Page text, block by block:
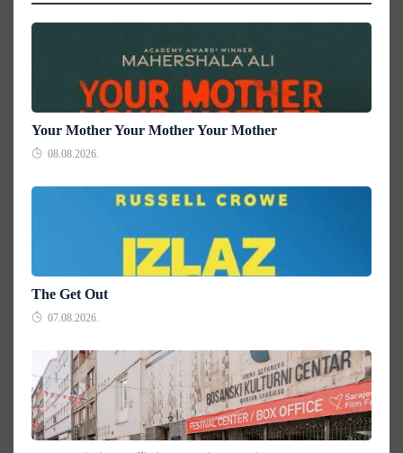
Your Mother Your Mother Your Mother
08.08.2026.
The Get Out
07.08.2026.